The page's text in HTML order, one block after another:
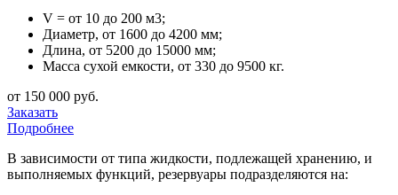
V = от 10 до 200 м3;
Диаметр, от 1600 до 4200 мм;
Длина, от 5200 до 15000 мм;
Масса сухой емкости, от 330 до 9500 кг.
от 150 000 руб.
Заказать
Подробнее
В зависимости от типа жидкости, подлежащей хранению, и
выполняемых функций, резервуары подразделяются на: